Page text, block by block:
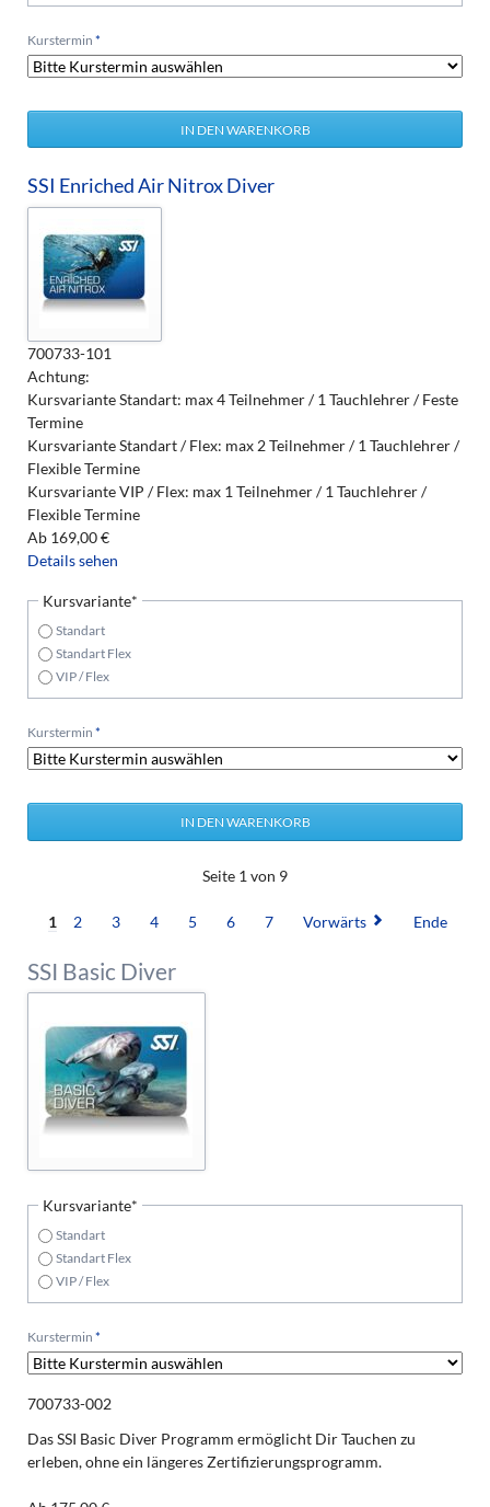
Pflichtfeld
Kurstermin *
SSI Enriched Air Nitrox Diver
700733-101
Achtung:
Kursvariante Standart: max 4 Teilnehmer / 1 Tauchlehrer / Feste
Termine
Kursvariante Standart / Flex: max 2 Teilnehmer / 1 Tauchlehrer /
Flexible Termine
Kursvariante VIP / Flex: max 1 Teilnehmer / 1 Tauchlehrer /
Flexible Termine
Ab169,00€
Details sehen
Pflichtfeld
Kursvariante*
Standart
Standart Flex
VIP / Flex
Pflichtfeld
Kurstermin *
Seite 1 von 9
1 2 3 4 5 6 7 Vorwärts Ende
SSI Basic Diver
Pflichtfeld
Kursvariante*
Standart
Standart Flex
VIP / Flex
Pflichtfeld
Kurstermin *
700733-002
Das SSI Basic Diver Programm ermöglicht Dir Tauchen zu
erleben, ohne ein längeres Zertifizierungsprogramm.